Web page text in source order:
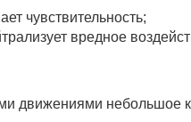
чувствительность;
вредное
движениями небольшое